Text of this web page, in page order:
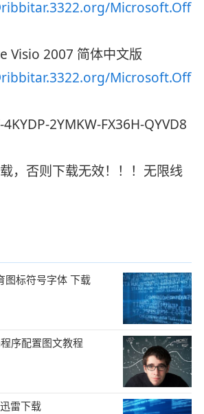
Visio 2007 简体中文版
4KYDP-2YMKW-FX36H-QYVD8
，否则下载无效！！！无限线
图标符号字体 下载
序配置图文教程
雷下载